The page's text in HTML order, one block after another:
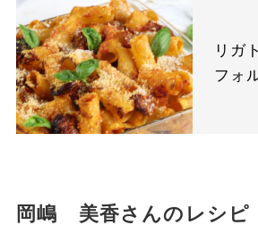
リガ
フォ
岡嶋 美香さんのレシピ